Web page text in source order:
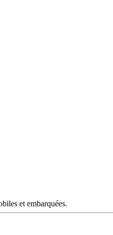
et embarquées.